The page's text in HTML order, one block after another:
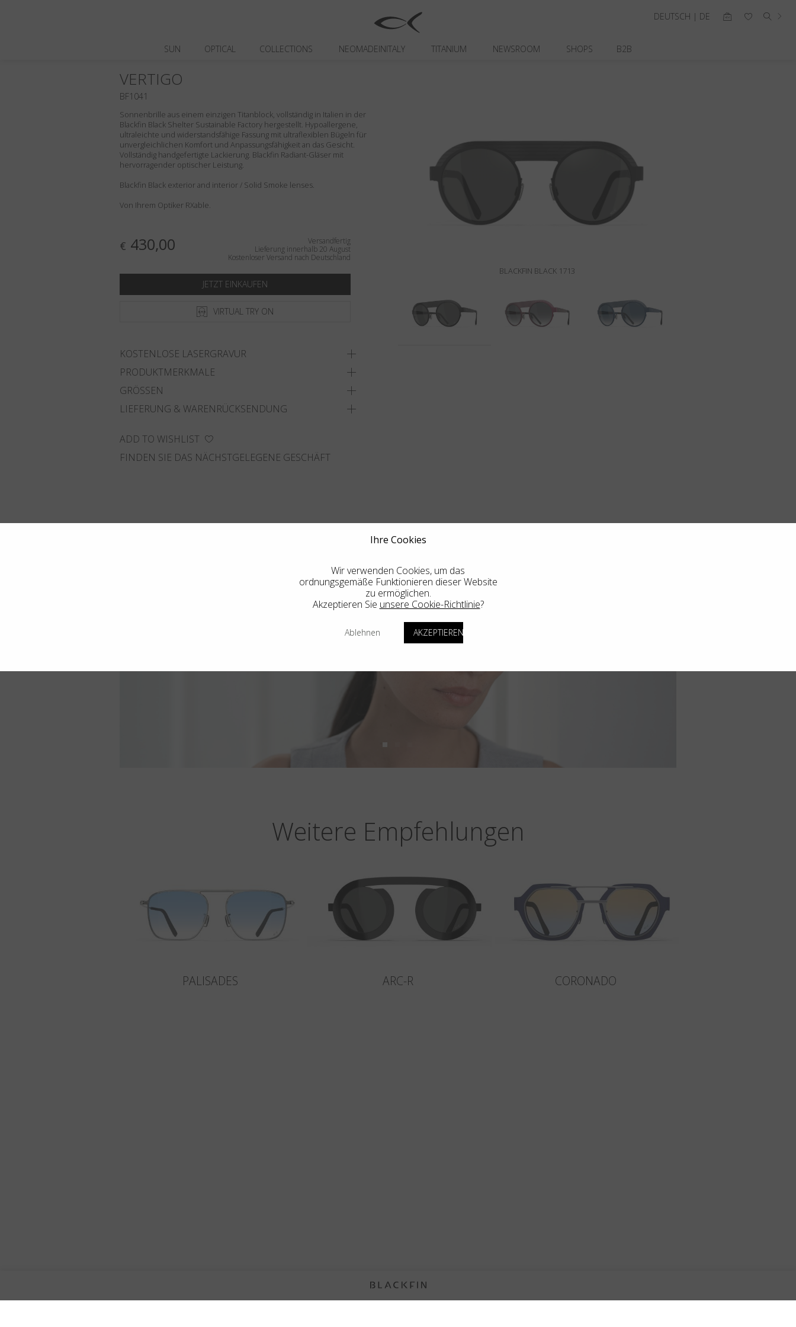
SUN OPTICAL COLLECTIONS NEOMADEINITALY TITANIUM NEWSROOM SHOPS B2B
DEUTSCH | DE
BLACKFIN BLACK 1713
Sonnenbrille aus einem einzigen Titanblock, vollständig in Italien in der
Blackfin Black Shelter Sustainable Factory hergestellt. Hypoallergene,
ultraleichte und widerstandsfähige Fassung mit ultraflexiblen Bügeln für
unvergleichlichen Komfort und Anpassungsfähigkeit an das Gesicht.
Vollständig handgefertigte Lackierung. Blackfin Radiant-Gläser mit
hervorragender optischer Leistung.
Blackfin Black exterior and interior / Solid Smoke lenses.
Von Ihrem Optiker RXable.
€ 430,00
Versandfertig
Lieferung innerhalb 20 August
Kostenloser Versand nach Deutschland
JETZT EINKAUFEN
VIRTUAL TRY ON
KOSTENLOSE LASERGRAVUR
PRODUKTMERKMALE
GRÖSSEN
LIEFERUNG & WARENRÜCKSENDUNG
ADD TO WISHLIST
FINDEN SIE DAS NÄCHSTGELEGENE GESCHÄFT
Weitere Empfehlungen
PALISADES ARC-R CORONADO
VERTIGO
BF1041
Ihre Cookies
Wir verwenden Cookies, um das
ordnungsgemäße Funktionieren dieser Website
zu ermöglichen.
Akzeptieren Sie unsere Cookie-Richtlinie?
Ablehnen AKZEPTIEREN